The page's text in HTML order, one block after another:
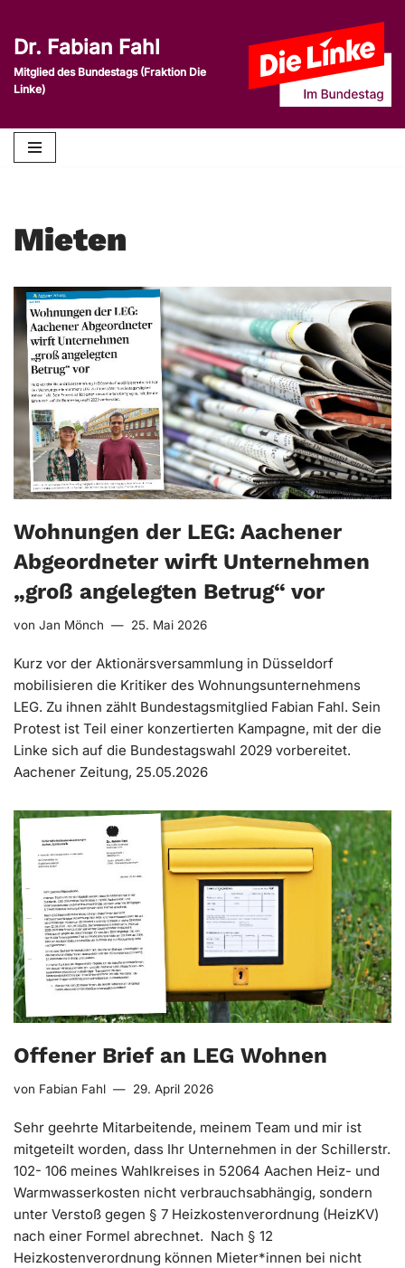
Zum
Inhalt
springen
Dr. Fabian Fahl
Mitglied des Bundestags (Fraktion Die
Linke)
Mieten
Wohnungen der LEG: Aachener
Abgeordneter wirft Unternehmen
„groß angelegten Betrug“ vor
von Jan Mönch 25. Mai 2026
Kurz vor der Aktionärsversammlung in Düsseldorf
mobilisieren die Kritiker des Wohnungsunternehmens
LEG. Zu ihnen zählt Bundestagsmitglied Fabian Fahl. Sein
Protest ist Teil einer konzertierten Kampagne, mit der die
Linke sich auf die Bundestagswahl 2029 vorbereitet.
Aachener Zeitung, 25.05.2026
Offener Brief an LEG Wohnen
von Fabian Fahl 29. April 2026
Sehr geehrte Mitarbeitende, meinem Team und mir ist
mitgeteilt worden, dass Ihr Unternehmen in der Schillerstr.
102- 106 meines Wahlkreises in 52064 Aachen Heiz- und
Warmwasserkosten nicht verbrauchsabhängig, sondern
unter Verstoß gegen § 7 Heizkostenverordnung (HeizKV)
nach einer Formel abrechnet. Nach § 12
Heizkostenverordnung können Mieter*innen bei nicht